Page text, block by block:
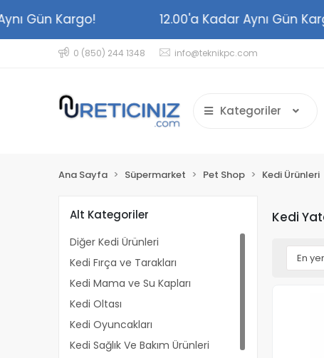
Aynı Gün Kargo! 12.00'a Kadar Aynı Gün
0 (850) 244 1348 info@teknikpc.com
Kategoriler
Ana Sayfa Süpermarket Pet Shop Kedi Ürünleri
Alt Kategoriler
Diğer Kedi Ürünleri
Kedi Fırça ve Tarakları
Kedi Mama ve Su Kapları
Kedi Oltası
Kedi Oyuncakları
Kedi Sağlık Ve Bakım Ürünleri
Kedi